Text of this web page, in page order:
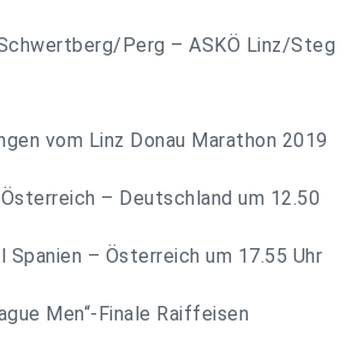
Perg – ASKÖ Linz/Steg
vom Linz Donau Marathon 2019
– Deutschland um 12.50
Spanien – Österreich um 17.55 Uhr
Men“-Finale Raiffeisen